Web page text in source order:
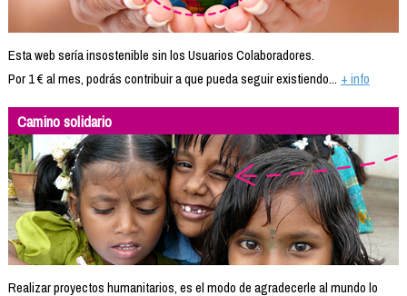
Esta web sería insostenible sin los Usuarios Colaboradores.
Por 1 € al mes, podrás contribuir a que pueda seguir existiendo... + info
Camino solidario
Realizar proyectos humanitarios, es el modo de agradecerle al mundo lo